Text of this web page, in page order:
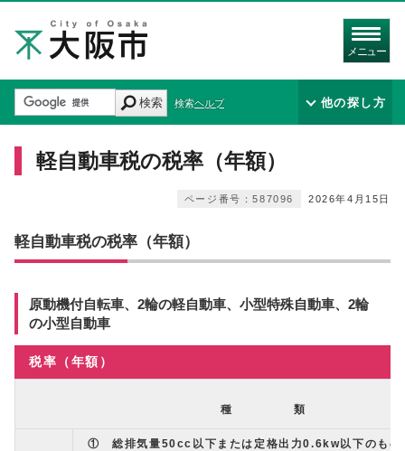
メニュー
検索 検索ヘルプ 他の探し方
軽自動車税の税率（年額）
2026年4月15日
ページ番号：587096
軽自動車税の税率（年額）
原動機付自転車、2輪の軽自動車、小型特殊自動車、2輪
の小型自動車
税率（年額）
種 類
① 総排気量50cc以下または定格出力0.6kw以下のもの